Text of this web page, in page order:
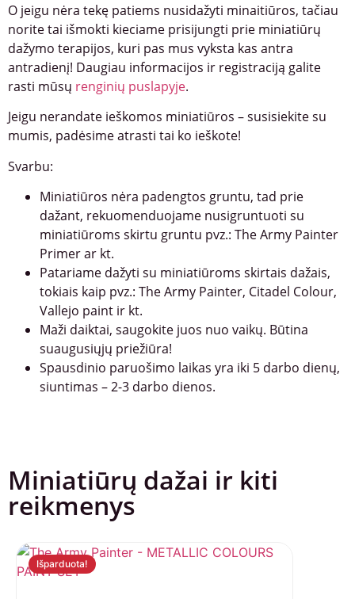
O jeigu nėra tekę patiems nusidažyti minaitiūros, tačiau
norite tai išmokti kieciame prisijungti prie miniatiūrų
dažymo terapijos, kuri pas mus vyksta kas antra
antradienį! Daugiau informacijos ir registraciją galite
rasti mūsų renginių puslapyje.
Jeigu nerandate ieškomos miniatiūros – susisiekite su
mumis, padėsime atrasti tai ko ieškote!
Svarbu:
Miniatiūros nėra padengtos gruntu, tad prie
dažant, rekuomenduojame nusigruntuoti su
miniatiūroms skirtu gruntu pvz.: The Army Painter
Primer ar kt.
Patariame dažyti su miniatiūroms skirtais dažais,
tokiais kaip pvz.: The Army Painter, Citadel Colour,
Vallejo paint ir kt.
Maži daiktai, saugokite juos nuo vaikų. Būtina
suaugusiųjų priežiūra!
Spausdinio paruošimo laikas yra iki 5 darbo dienų,
siuntimas – 2-3 darbo dienos.
Miniatiūrų dažai ir kiti
reikmenys
Išparduota!